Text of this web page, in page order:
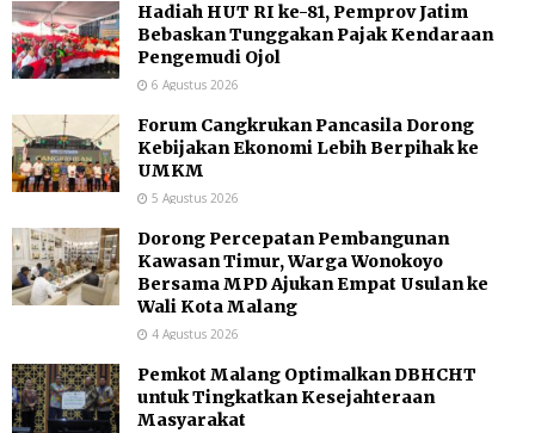
Hadiah HUT RI ke-81, Pemprov Jatim
Bebaskan Tunggakan Pajak Kendaraan
Pengemudi Ojol
6 Agustus 2026
Forum Cangkrukan Pancasila Dorong
Kebijakan Ekonomi Lebih Berpihak ke
UMKM
5 Agustus 2026
Dorong Percepatan Pembangunan
Kawasan Timur, Warga Wonokoyo
Bersama MPD Ajukan Empat Usulan ke
Wali Kota Malang
4 Agustus 2026
Pemkot Malang Optimalkan DBHCHT
untuk Tingkatkan Kesejahteraan
Masyarakat